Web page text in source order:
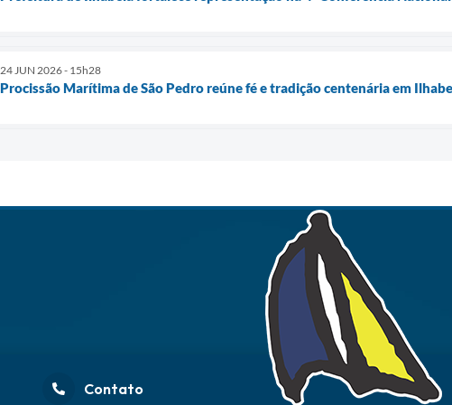
24 JUN 2026 - 15h28
Procissão Marítima de São Pedro reúne fé e tradição centenária em
Contato